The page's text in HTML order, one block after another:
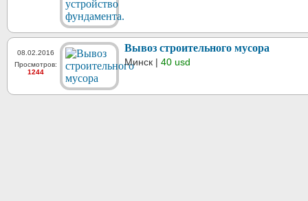
08.02.2016
Просмотров:
1244
Вывоз строительного мусора
Минск | 40 usd